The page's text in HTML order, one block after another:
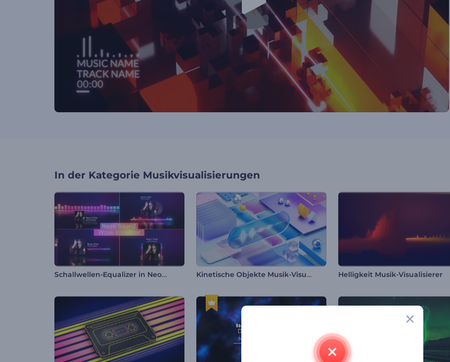
In der Kategorie Musikvisualisierungen
Schallwellen-Equalizer in Neonfarben Kinetische Objekte Musik-Visualizer Helligkeit Musik-Visualisierer